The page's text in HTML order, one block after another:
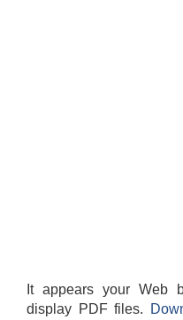
It appears your Web
display PDF files.